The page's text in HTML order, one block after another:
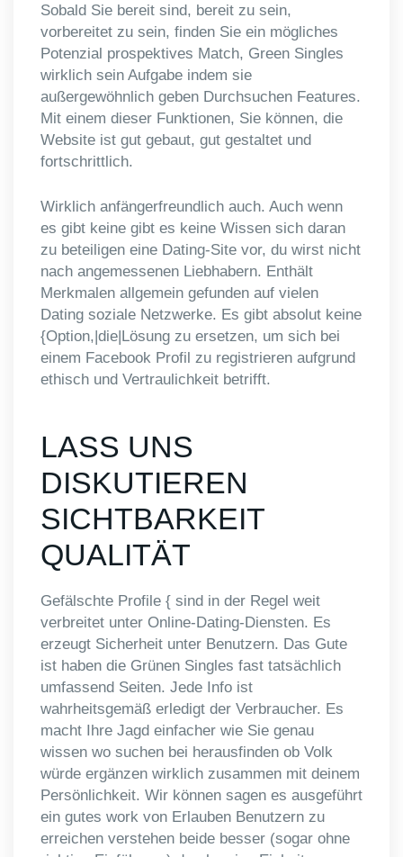
Sobald Sie bereit sind, bereit zu sein,
vorbereitet zu sein, finden Sie ein mögliches
Potenzial prospektives Match, Green Singles
wirklich sein Aufgabe indem sie
außergewöhnlich geben Durchsuchen Features.
Mit einem dieser Funktionen, Sie können, die
Website ist gut gebaut, gut gestaltet und
fortschrittlich.
Wirklich anfängerfreundlich auch. Auch wenn
es gibt keine gibt es keine Wissen sich daran
zu beteiligen eine Dating-Site vor, du wirst nicht
nach angemessenen Liebhabern. Enthält
Merkmalen allgemein gefunden auf vielen
Dating soziale Netzwerke. Es gibt absolut keine
{Option,|die|Lösung zu ersetzen, um sich bei
einem Facebook Profil zu registrieren aufgrund
ethisch und Vertraulichkeit betrifft.
LASS UNS
DISKUTIEREN
SICHTBARKEIT
QUALITÄT
Gefälschte Profile { sind in der Regel weit
verbreitet unter Online-Dating-Diensten. Es
erzeugt Sicherheit unter Benutzern. Das Gute
ist haben die Grünen Singles fast tatsächlich
umfassend Seiten. Jede Info ist
wahrheitsgemäß erledigt der Verbraucher. Es
macht Ihre Jagd einfacher wie Sie genau
wissen wo suchen bei herausfinden ob Volk
würde ergänzen wirklich zusammen mit deinem
Persönlichkeit. Wir können sagen es ausgeführt
ein gutes work von Erlauben Benutzern zu
erreichen verstehen beide besser (sogar ohne